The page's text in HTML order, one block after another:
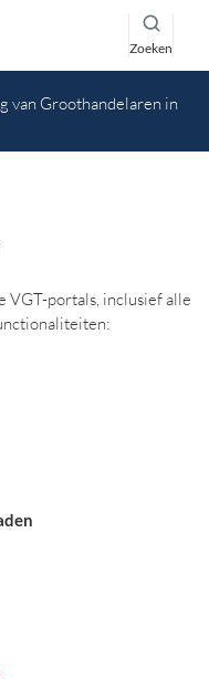
Zoeken
van Groothandelaren in
VGT-portals, inclusief alle